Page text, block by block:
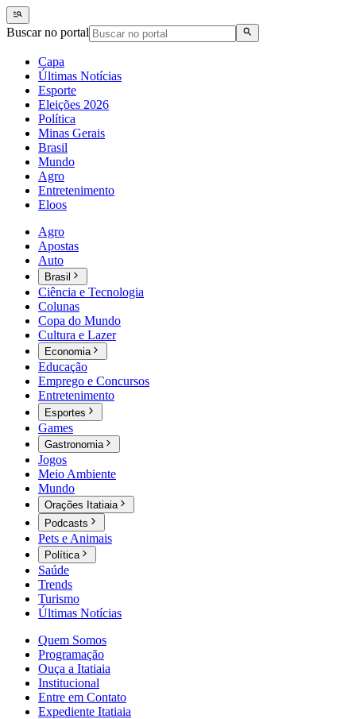
Buscar no portal
Capa
Últimas Notícias
Esporte
Eleições 2026
Política
Minas Gerais
Brasil
Mundo
Agro
Entretenimento
Eloos
Agro
Apostas
Auto
Brasil
Ciência e Tecnologia
Colunas
Copa do Mundo
Cultura e Lazer
Economia
Educação
Emprego e Concursos
Entretenimento
Esportes
Games
Gastronomia
Jogos
Meio Ambiente
Mundo
Orações Itatiaia
Podcasts
Pets e Animais
Política
Saúde
Trends
Turismo
Últimas Notícias
Quem Somos
Programação
Ouça a Itatiaia
Institucional
Entre em Contato
Expediente Itatiaia